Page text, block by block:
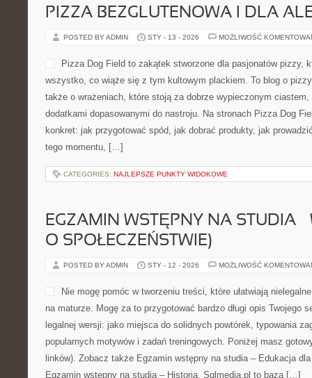
zarówno tych, którzy chcą
które celują w lepsze wyniki. Polecamy Filozofia i etyka
CATEGORIES:ZAROSLA
MODA ULICZNA (STREET STYLE)
POSTED BY ADMIN
Mammamia to rodzinne
ubierać siebie i swoje
jednocześnie stylowo.
zakupami i chwilą tylko dla siebie. Kategorie do zobaczenia to
PIZZA BEZGLUTENOWA I DLA